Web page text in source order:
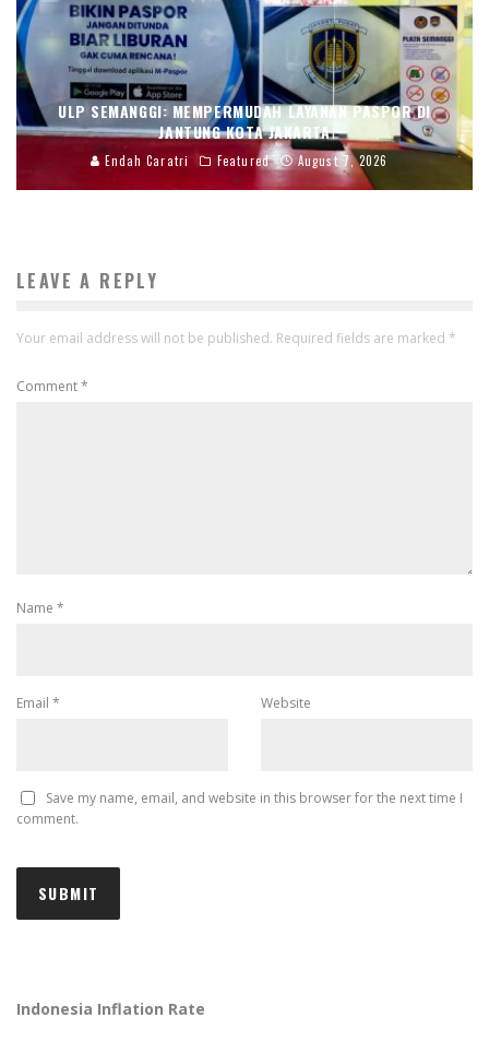
ULP SEMANGGI: MEMPERMUDAH LAYANAN PASPOR DI
JANTUNG KOTA JAKARTA
Endah Caratri Featured August 7, 2026
LEAVE A REPLY
Your email address will not be published. Required fields are marked *
Comment*
Name *
Email * Website
Save my name, email, and website in this browser for the next time I
comment.
Indonesia Inflation Rate